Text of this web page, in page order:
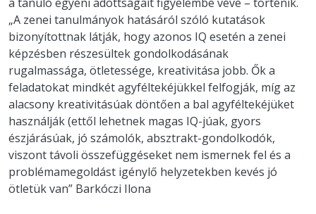
„A zenei tanulmányok hatásáról szóló kutatások
bizonyítottnak látják, hogy azonos IQ esetén a zenei
képzésben részesültek gondolkodásának
rugalmassága, ötletessége, kreativitása jobb. Ők a
feladatokat mindkét agyféltekéjükkel felfogják, míg az
alacsony kreativitásúak döntően a bal agyféltekéjüket
használják (ettől lehetnek magas IQ-júak, gyors
észjárásúak, jó számolók, absztrakt-gondolkodók,
viszont távoli összefüggéseket nem ismernek fel és a
problémamegoldást igénylő helyzetekben kevés jó
ötletük van” Barkóczi Ilona